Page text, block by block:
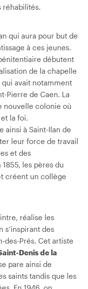
réhabilités.
qui aura pour but de
à ces jeunes.
débutent
de la chapelle
qui avait notamment
Pierre de Caen. La
nouvelle colonie où
la foi.
ainsi à Saint-Ilan de
leur force de travail
et des
les pères du
créent un collège
réalise les
s’inspirant des
des-Prés. Cet artiste
Denis de la
pare ainsi de
saints tandis que les